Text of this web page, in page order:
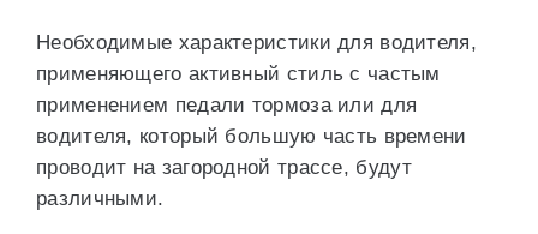
Необходимые характеристики для водителя,
применяющего активный стиль с частым
применением педали тормоза или для
водителя, который большую часть времени
проводит на загородной трассе, будут
различными.